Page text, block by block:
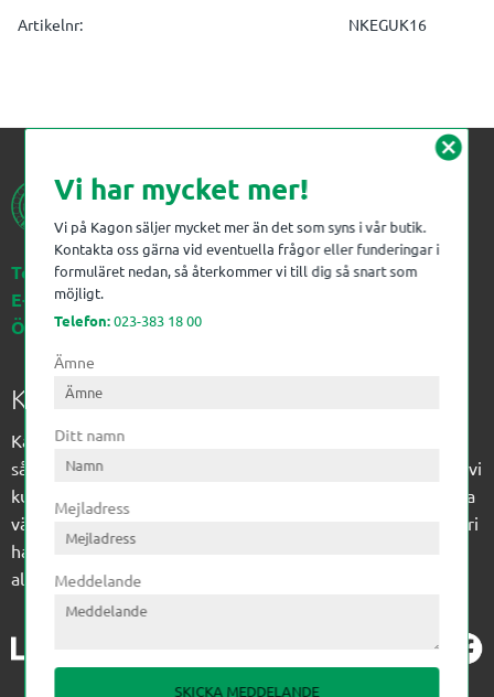
Artikelnr NKEGUK16
Telefon:023-383 18 00
E-post:kagon@kagon.se
Öppettider:Måndag-Fredag, 07-16
Kagon AB
Kagon har sedan 1972 levererat kompetens till
sågverksindustrin och övrig industri. Till träindustrin tillför vi
kunskap med optimeringslösningar från timmerplanen hela
vägen fram till paketering/emballering och till övrig industri
har vi ett komplement sortiment av teknikprodukter med
allt ifrån slangtillverkning till transmission och lager.
cancel
Vi har mycket mer!
Vi på Kagon säljer mycket mer än det som syns i vår butik.
Kontakta oss gärna vid eventuella frågor eller funderingar i
formuläret nedan, så återkommer vi till dig så snart som
möjligt.
Telefon:023-383 18 00
Ämne
Ditt namn
Mejladress
Meddelande
SKICKA MEDDELANDE